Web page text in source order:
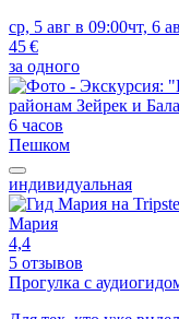
ср, 5 авг в 09:00чт, 6
45 €
за одного
6 часов
Пешком
индивидуальная
Мария
4,4
5 отзывов
Прогулка с